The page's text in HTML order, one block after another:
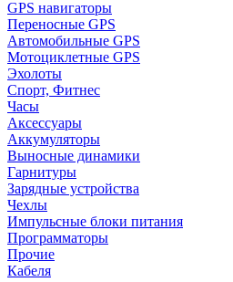
GPS навигаторы
Переносные GPS
Автомобильные GPS
Мотоциклетные GPS
Эхолоты
Спорт, Фитнес
Часы
Аксессуары
Аккумуляторы
Выносные динамики
Гарнитуры
Зарядные устройства
Чехлы
Импульсные блоки питания
Программаторы
Прочие
Кабеля